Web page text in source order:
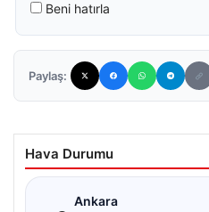
Beni hatırla
Paylaş:
Hava Durumu
Ankara